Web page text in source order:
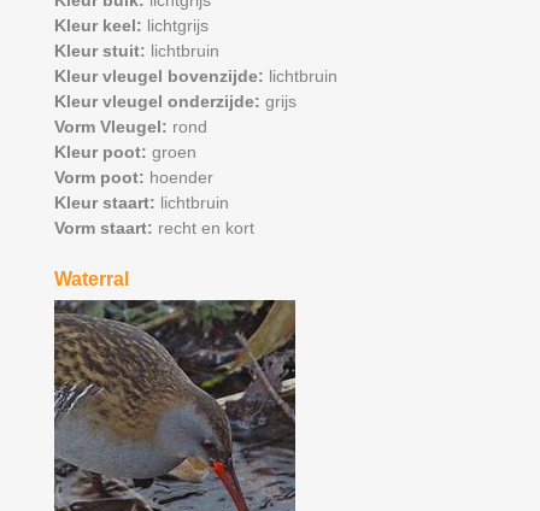
Kleur keel: lichtgrijs
Kleur stuit: lichtbruin
Kleur vleugel bovenzijde: lichtbruin
Kleur vleugel onderzijde: grijs
Vorm Vleugel: rond
Kleur poot: groen
Vorm poot: hoender
Kleur staart: lichtbruin
Vorm staart: recht en kort
Waterral